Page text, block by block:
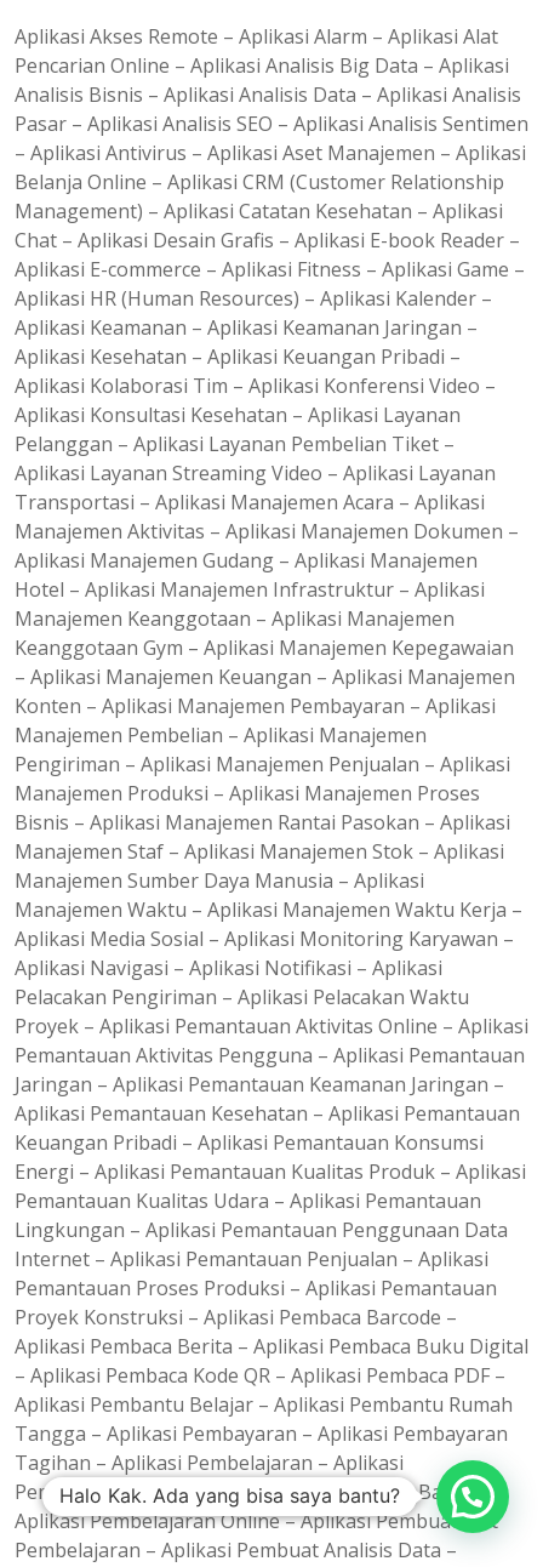
Aplikasi Akses Remote – Aplikasi Alarm – Aplikasi Alat
Pencarian Online – Aplikasi Analisis Big Data – Aplikasi
Analisis Bisnis – Aplikasi Analisis Data – Aplikasi Analisis
Pasar – Aplikasi Analisis SEO – Aplikasi Analisis Sentimen
– Aplikasi Antivirus – Aplikasi Aset Manajemen – Aplikasi
Belanja Online – Aplikasi CRM (Customer Relationship
Management) – Aplikasi Catatan Kesehatan – Aplikasi
Chat – Aplikasi Desain Grafis – Aplikasi E-book Reader –
Aplikasi E-commerce – Aplikasi Fitness – Aplikasi Game –
Aplikasi HR (Human Resources) – Aplikasi Kalender –
Aplikasi Keamanan – Aplikasi Keamanan Jaringan –
Aplikasi Kesehatan – Aplikasi Keuangan Pribadi –
Aplikasi Kolaborasi Tim – Aplikasi Konferensi Video –
Aplikasi Konsultasi Kesehatan – Aplikasi Layanan
Pelanggan – Aplikasi Layanan Pembelian Tiket –
Aplikasi Layanan Streaming Video – Aplikasi Layanan
Transportasi – Aplikasi Manajemen Acara – Aplikasi
Manajemen Aktivitas – Aplikasi Manajemen Dokumen –
Aplikasi Manajemen Gudang – Aplikasi Manajemen
Hotel – Aplikasi Manajemen Infrastruktur – Aplikasi
Manajemen Keanggotaan – Aplikasi Manajemen
Keanggotaan Gym – Aplikasi Manajemen Kepegawaian
– Aplikasi Manajemen Keuangan – Aplikasi Manajemen
Konten – Aplikasi Manajemen Pembayaran – Aplikasi
Manajemen Pembelian – Aplikasi Manajemen
Pengiriman – Aplikasi Manajemen Penjualan – Aplikasi
Manajemen Produksi – Aplikasi Manajemen Proses
Bisnis – Aplikasi Manajemen Rantai Pasokan – Aplikasi
Manajemen Staf – Aplikasi Manajemen Stok – Aplikasi
Manajemen Sumber Daya Manusia – Aplikasi
Manajemen Waktu – Aplikasi Manajemen Waktu Kerja –
Aplikasi Media Sosial – Aplikasi Monitoring Karyawan –
Aplikasi Navigasi – Aplikasi Notifikasi – Aplikasi
Pelacakan Pengiriman – Aplikasi Pelacakan Waktu
Proyek – Aplikasi Pemantauan Aktivitas Online – Aplikasi
Pemantauan Aktivitas Pengguna – Aplikasi Pemantauan
Jaringan – Aplikasi Pemantauan Keamanan Jaringan –
Aplikasi Pemantauan Kesehatan – Aplikasi Pemantauan
Keuangan Pribadi – Aplikasi Pemantauan Konsumsi
Energi – Aplikasi Pemantauan Kualitas Produk – Aplikasi
Pemantauan Kualitas Udara – Aplikasi Pemantauan
Lingkungan – Aplikasi Pemantauan Penggunaan Data
Internet – Aplikasi Pemantauan Penjualan – Aplikasi
Pemantauan Proses Produksi – Aplikasi Pemantauan
Proyek Konstruksi – Aplikasi Pembaca Barcode –
Aplikasi Pembaca Berita – Aplikasi Pembaca Buku Digital
– Aplikasi Pembaca Kode QR – Aplikasi Pembaca PDF –
Aplikasi Pembantu Belajar – Aplikasi Pembantu Rumah
Tangga – Aplikasi Pembayaran – Aplikasi Pembayaran
Tagihan – Aplikasi Pembelajaran – Aplikasi
Pembelajaran Anak – Aplikasi Pembelajaran Bahasa –
Aplikasi Pembelajaran Online – Aplikasi Pembuat Alat
Pembelajaran – Aplikasi Pembuat Analisis Data –
Halo Kak. Ada yang bisa saya bantu?